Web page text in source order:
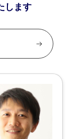
します